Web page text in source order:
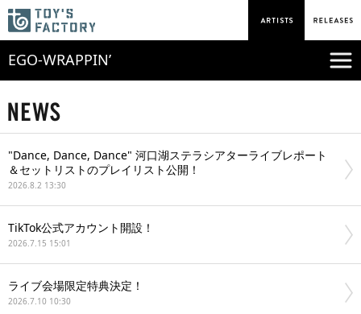
EGO-WRAPPIN’
"Dance, Dance, Dance" 河口湖ステラシアターライブレポート
＆セットリストのプレイリスト公開！
2026.8.2 13:30
TikTok公式アカウント開設！
2026.7.15 15:01
ライブ会場限定特典決定！
2026.7.10 10:30